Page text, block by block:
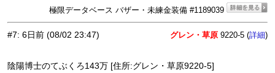
極限データベース バザー・未練金装備 #1189039
#7: 6日前 (08/02 23:47) グレン・草原 9220-5 (詳細)
陰陽博士のてぶくろ143万 [住所:グレン・草原9220-5]